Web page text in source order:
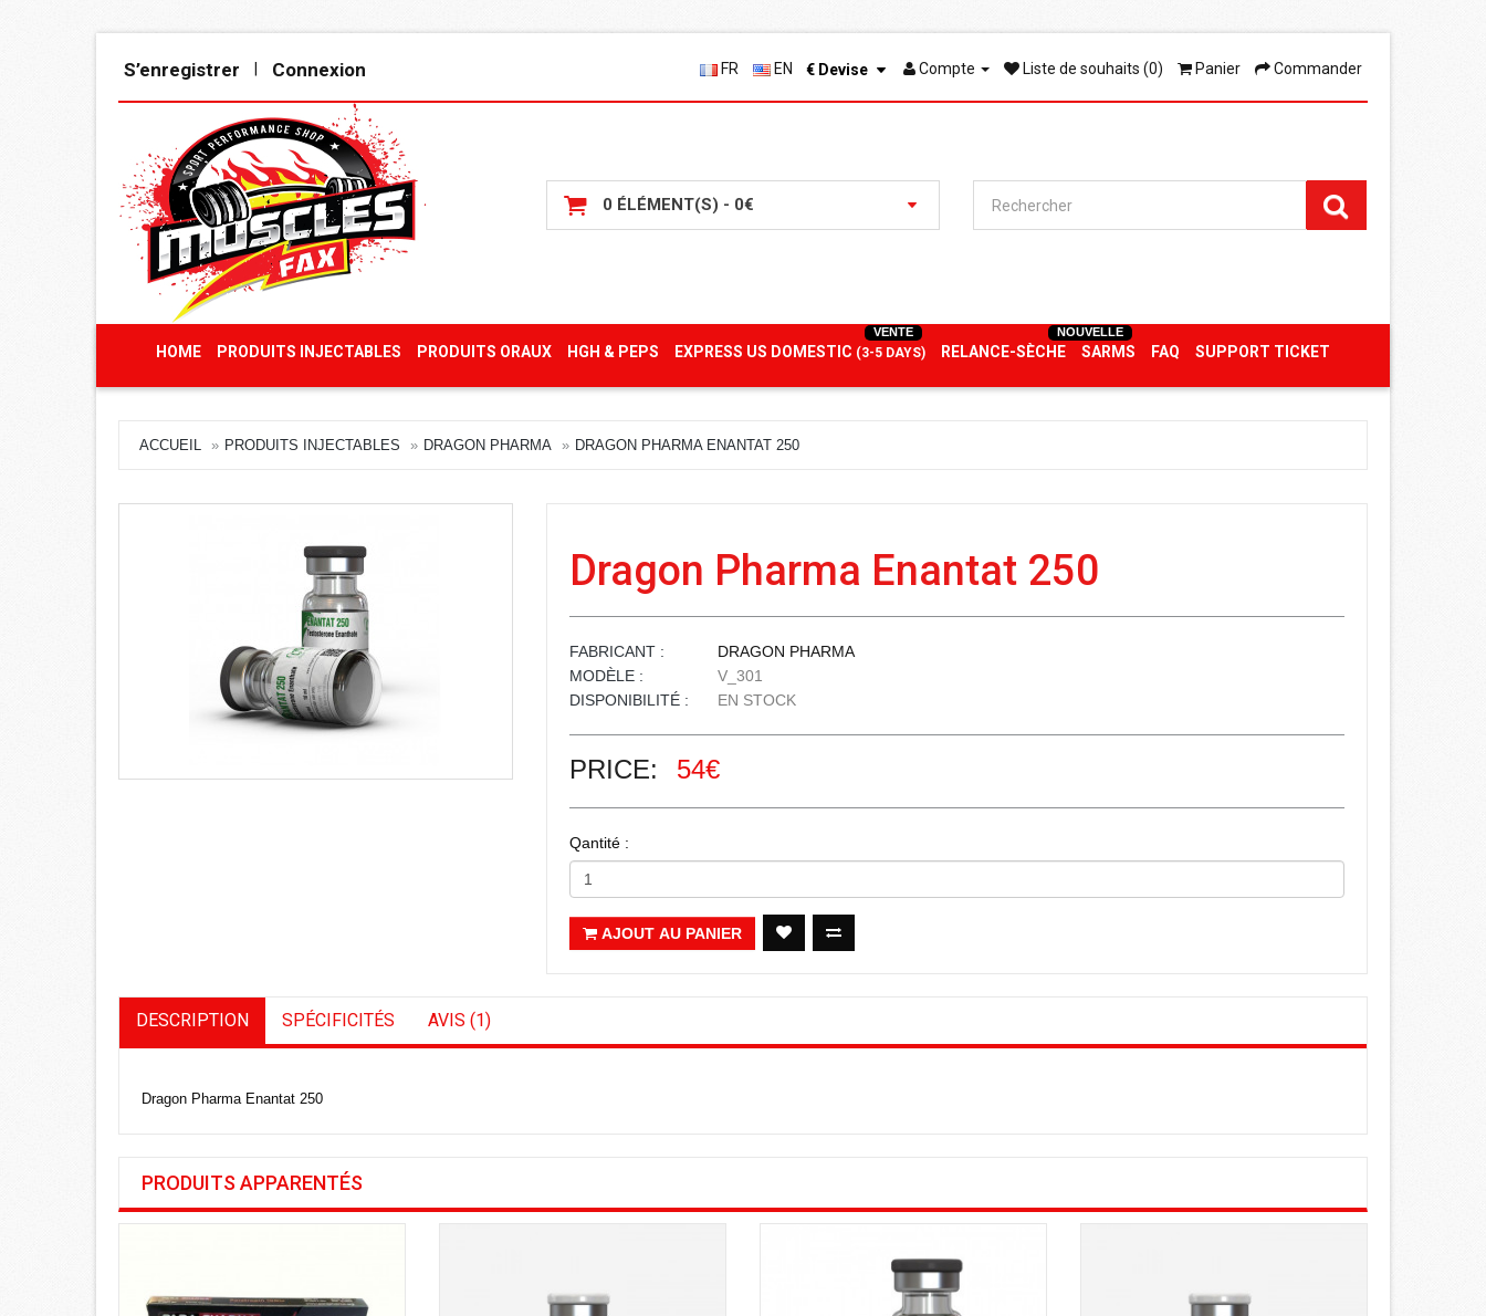
S’enregistrer Connexion FR EN € Devise Compte Liste de souhaits (0) Panier Commander
0 ÉLÉMENT(S) - 0€
HOME PRODUITS INJECTABLES PRODUITS ORAUX HGH & PEPS EXPRESS US DOMESTIC (3-5 DAYS)
VENTE
RELANCE-SÈCHE SARMS
NOUVELLE
FAQ SUPPORT TICKET
ACCUEIL PRODUITS INJECTABLES DRAGON PHARMA DRAGON PHARMA ENANTAT 250
Dragon Pharma Enantat 250
FABRICANT :
DRAGON PHARMA
MODÈLE :
V_301
DISPONIBILITÉ :
EN STOCK
PRICE: 54€
Qantité :
AJOUT AU PANIER
DESCRIPTION SPÉCIFICITÉS AVIS (1)
Dragon Pharma Enantat 250
PRODUITS APPARENTÉS